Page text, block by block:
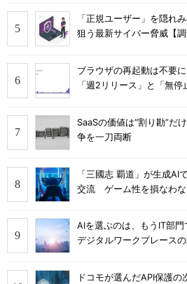
「正規ユーザー」を隠れ
狙う最新サイバー脅威【調
ブラウザの再起動は不要
「週2リリース」と「無停
SaaSの価値は“割り勘”
争を一刀両断
「三國志 覇道」が生成AI
交流 ゲーム性を損なわな
AIを選ぶのは、もうIT部
デジタルワークプレース
ドコモが選んだAPI保護